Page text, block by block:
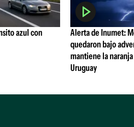
azul con
Alerta de Inumet:
quedaron bajo
mantiene la
Uruguay